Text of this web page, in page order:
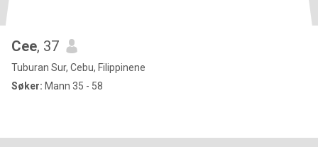
Cee, 37
Tuburan Sur, Cebu, Filippinene
Søker: Mann 35 - 58